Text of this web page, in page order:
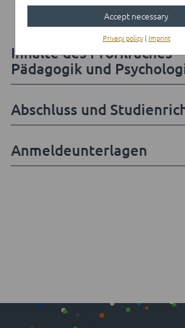
Accept necessary
Privacy policy| Imprint
Fragen des menschlichen
Inhalte des Profilfaches
Pädagogik und
Abschluss und
Anmeldeunterlagen